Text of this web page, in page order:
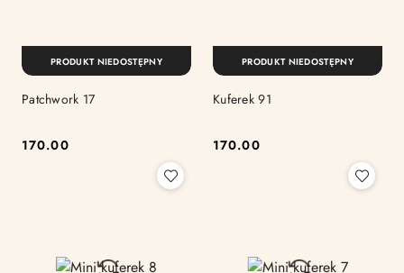
Patchwork 17
Cena:
170.00
PRODUKT NIEDOSTĘPNY
Kuferek 91
Cena:
170.00
PRODUKT NIEDOSTĘPNY